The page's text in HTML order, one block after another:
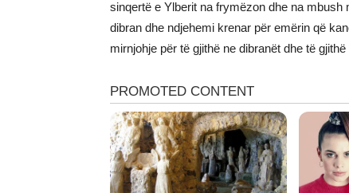
sinqertë e Ylberit na frymëzon dhe na
dibran dhe ndjehemi krenar për emërin që
mirnjohje për të gjithë ne dibranët dhe të